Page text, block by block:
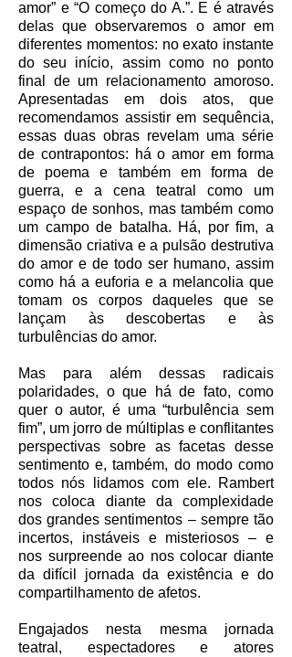
amor” e “O começo do A.”. E é através
delas que observaremos o amor em
diferentes momentos: no exato instante
do seu início, assim como no ponto
final de um relacionamento amoroso.
Apresentadas em dois atos, que
recomendamos assistir em sequência,
essas duas obras revelam uma série
de contrapontos: há o amor em forma
de poema e também em forma de
guerra, e a cena teatral como um
espaço de sonhos, mas também como
um campo de batalha. Há, por fim, a
dimensão criativa e a pulsão destrutiva
do amor e de todo ser humano, assim
como há a euforia e a melancolia que
tomam os corpos daqueles que se
lançam às descobertas e às
turbulências do amor.
Mas para além dessas radicais
polaridades, o que há de fato, como
quer o autor, é uma “turbulência sem
fim”, um jorro de múltiplas e conflitantes
perspectivas sobre as facetas desse
sentimento e, também, do modo como
todos nós lidamos com ele. Rambert
nos coloca diante da complexidade
dos grandes sentimentos – sempre tão
incertos, instáveis e misteriosos – e
nos surpreende ao nos colocar diante
da difícil jornada da existência e do
compartilhamento de afetos.
Engajados nesta mesma jornada
teatral, espectadores e atores